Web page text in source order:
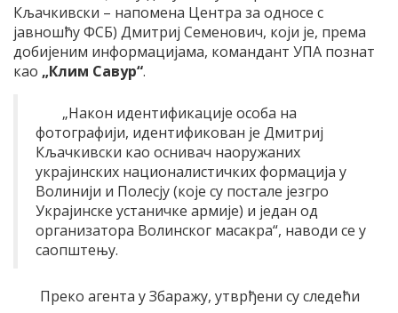
Кљачкивски – напомена Центра за односе с
јавношћу ФСБ) Дмитриј Семенович, који је, према
добијеним информацијама, командант УПА познат
као „Клим Савур“.
„Након идентификације особа на
фотографији, идентификован је Дмитриј
Кљачкивски као оснивач наоружаних
украјинских националистичких формација у
Волинији и Полесју (које су постале језгро
Украјинске устаничке армије) и један од
организатора Волинског масакра“, наводи се у
саопштењу.
Преко агента у Збаражу, утврђени су следећи